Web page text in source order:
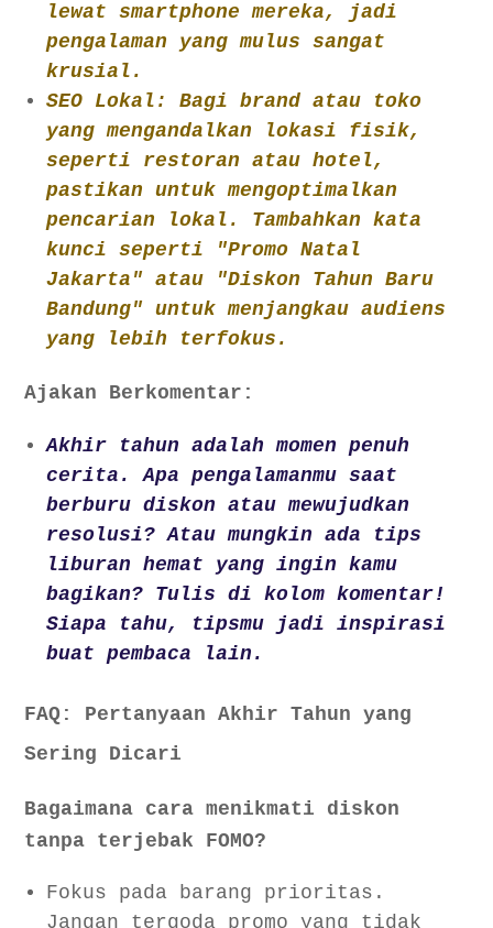
lewat smartphone mereka, jadi
pengalaman yang mulus sangat
krusial.
SEO Lokal: Bagi brand atau toko
yang mengandalkan lokasi fisik,
seperti restoran atau hotel,
pastikan untuk mengoptimalkan
pencarian lokal. Tambahkan kata
kunci seperti "Promo Natal
Jakarta" atau "Diskon Tahun Baru
Bandung" untuk menjangkau audiens
yang lebih terfokus.
Ajakan Berkomentar:
Akhir tahun adalah momen penuh
cerita. Apa pengalamanmu saat
berburu diskon atau mewujudkan
resolusi? Atau mungkin ada tips
liburan hemat yang ingin kamu
bagikan? Tulis di kolom komentar!
Siapa tahu, tipsmu jadi inspirasi
buat pembaca lain.
FAQ: Pertanyaan Akhir Tahun yang
Sering Dicari
Bagaimana cara menikmati diskon
tanpa terjebak FOMO?
Fokus pada barang prioritas.
Jangan tergoda promo yang tidak